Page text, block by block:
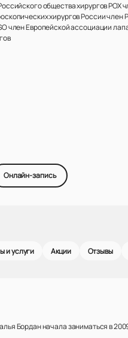
общества хирургов РОХ
хирургов России член
член Европейской ассоциации
Онлайн-запись
и услуги Акции Отзывы
Бордан начала заниматься в